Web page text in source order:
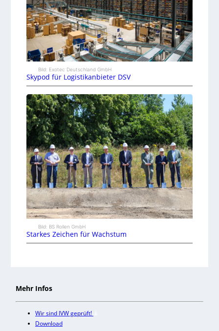
Bild: Exotec Deutschland GmbH
Skypod für Logistikanbieter DSV
Bild: BS Rollen GmbH
Starkes Zeichen für Wachstum
Mehr Infos
Wir sind IVW geprüft!
Download